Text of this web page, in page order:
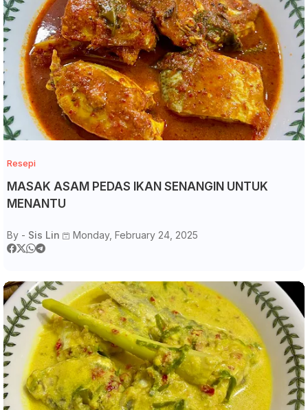
Resepi
MASAK ASAM PEDAS IKAN SENANGIN UNTUK
MENANTU
By - Sis Lin Monday, February 24, 2025